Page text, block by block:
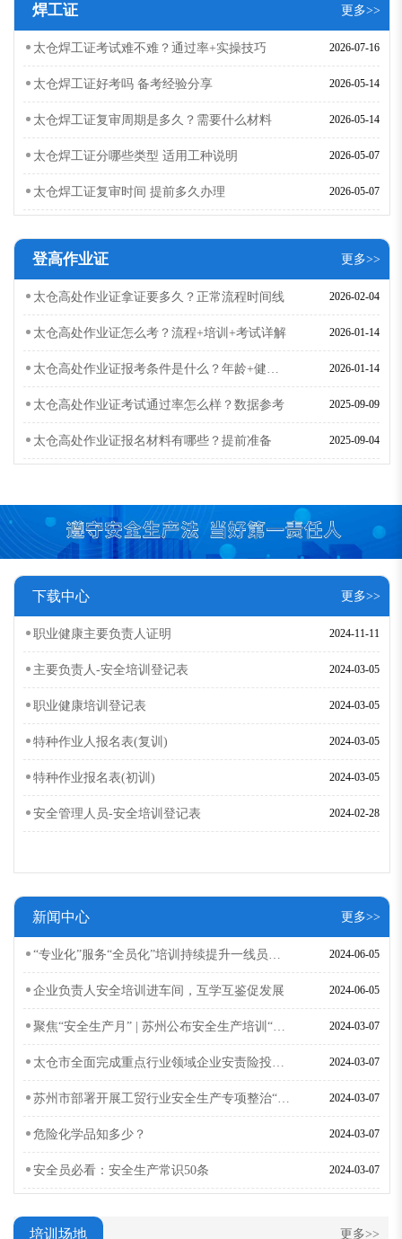
焊工证 更多>>
太仓焊工证考试难不难？通过率+实操技巧 2026-07-16
太仓焊工证好考吗 备考经验分享 2026-05-14
太仓焊工证复审周期是多久？需要什么材料 2026-05-14
太仓焊工证分哪些类型 适用工种说明 2026-05-07
太仓焊工证复审时间 提前多久办理 2026-05-07
登高作业证 更多>>
太仓高处作业证拿证要多久？正常流程时间线 2026-02-04
太仓高处作业证怎么考？流程+培训+考试详解 2026-01-14
太仓高处作业证报考条件是什么？年龄+健康要求 2026-01-14
太仓高处作业证考试通过率怎么样？数据参考 2025-09-09
太仓高处作业证报名材料有哪些？提前准备 2025-09-04
下载中心 更多>>
职业健康主要负责人证明 2024-11-11
主要负责人-安全培训登记表 2024-03-05
职业健康培训登记表 2024-03-05
特种作业人报名表(复训) 2024-03-05
特种作业报名表(初训) 2024-03-05
安全管理人员-安全培训登记表 2024-02-28
新闻中心 更多>>
“专业化”服务“全员化”培训持续提升一线员工安全技能 2024-06-05
企业负责人安全培训进车间，互学互鉴促发展 2024-06-05
聚焦“安全生产月” | 苏州公布安全生产培训“走过场”典型案 2024-03-07
太仓市全面完成重点行业领域企业安责险投保工作 2024-03-07
苏州市部署开展工贸行业安全生产专项整治“百日清零行动” 2024-03-07
危险化学品知多少？ 2024-03-07
安全员必看：安全生产常识50条 2024-03-07
培训场地 更多>>